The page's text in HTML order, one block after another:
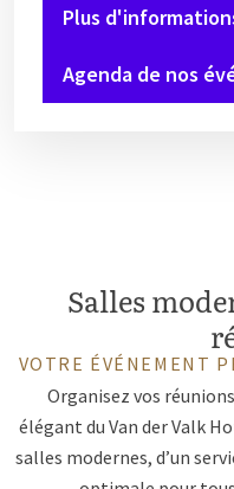
Plus
Agenda de nos
Salles
VOTRE ÉVÉNEMENT
Organisez vos
élégant du Van der Valk
salles modernes, d’un